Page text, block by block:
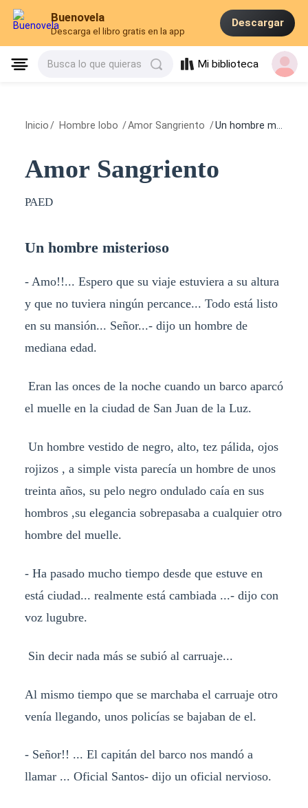
Buenovela
Descarga el libro gratis en la app
Descargar
Busca lo que quieras Mi biblioteca
Inicio / Hombre lobo /Amor Sangriento /Un hombre misterioso
Amor Sangriento
PAED
Un hombre misterioso
- Amo!!... Espero que su viaje estuviera a su altura
y que no tuviera ningún percance... Todo está listo
en su mansión... Señor...- dijo un hombre de
mediana edad.
Eran las onces de la noche cuando un barco aparcó
el muelle en la ciudad de San Juan de la Luz.
Un hombre vestido de negro, alto, tez pálida, ojos
rojizos , a simple vista parecía un hombre de unos
treinta años, su pelo negro ondulado caía en sus
hombros ,su elegancia sobrepasaba a cualquier otro
hombre del muelle.
- Ha pasado mucho tiempo desde que estuve en
está ciudad... realmente está cambiada ...- dijo con
voz lugubre.
Sin decir nada más se subió al carruaje...
Al mismo tiempo que se marchaba el carruaje otro
venía llegando, unos policías se bajaban de el.
- Señor!! ... El capitán del barco nos mandó a
llamar ... Oficial Santos- dijo un oficial nervioso.